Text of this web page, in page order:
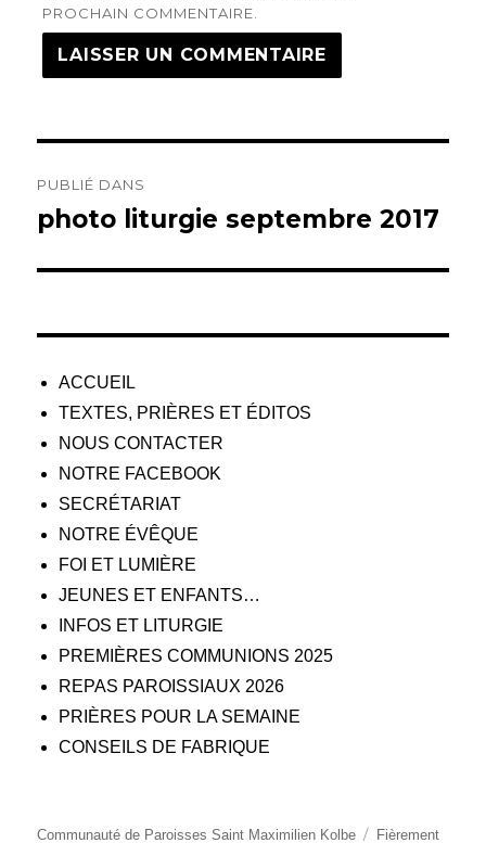
PROCHAIN COMMENTAIRE.
de
PUBLIÉ DANS
photo liturgie septembre 2017
ACCUEIL
TEXTES, PRIÈRES ET ÉDITOS
NOUS CONTACTER
NOTRE FACEBOOK
SECRÉTARIAT
NOTRE ÉVÊQUE
FOI ET LUMIÈRE
JEUNES ET ENFANTS…
INFOS ET LITURGIE
PREMIÈRES COMMUNIONS 2025
REPAS PAROISSIAUX 2026
PRIÈRES POUR LA SEMAINE
CONSEILS DE FABRIQUE
Communauté de Paroisses Saint Maximilien Kolbe Fièrement